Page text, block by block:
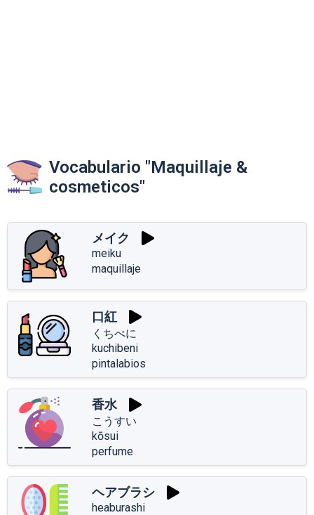
Vocabulario "Maquillaje &
cosmeticos"
メイク
meiku
maquillaje
口紅
くちべに
kuchibeni
pintalabios
香水
こうすい
kōsui
perfume
ヘアブラシ
heaburashi